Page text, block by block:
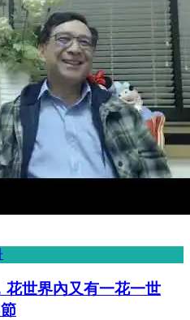
花世界內又有一花一世